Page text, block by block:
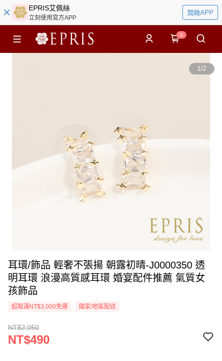
EPRIS艾佩絲
立刻使用官方APP
開啟APP
0
1/2
耳環/飾品 輕奢不張揚 朝露初晴-J0000350 透
明耳環 浪漫高質感耳環 婚宴配件推薦 氣質女
孩飾品
超取滿NT$3,000免運 國家/地區配送
NT$2,050
NT$490